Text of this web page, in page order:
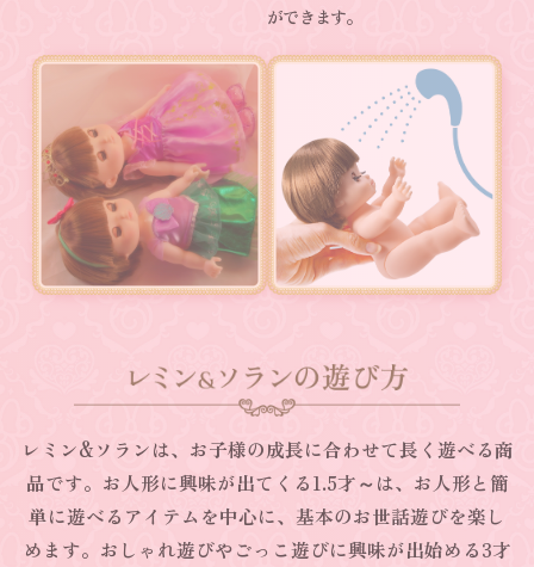
ができます。
レミン&ソランは、お子様の成長に合わせて長く遊べる商
品です。お人形に興味が出てくる1.5才～は、お人形と簡
単に遊べるアイテムを中心に、基本のお世話遊びを楽し
めます。 おしゃれ遊びやごっこ遊びに興味が出始める3才